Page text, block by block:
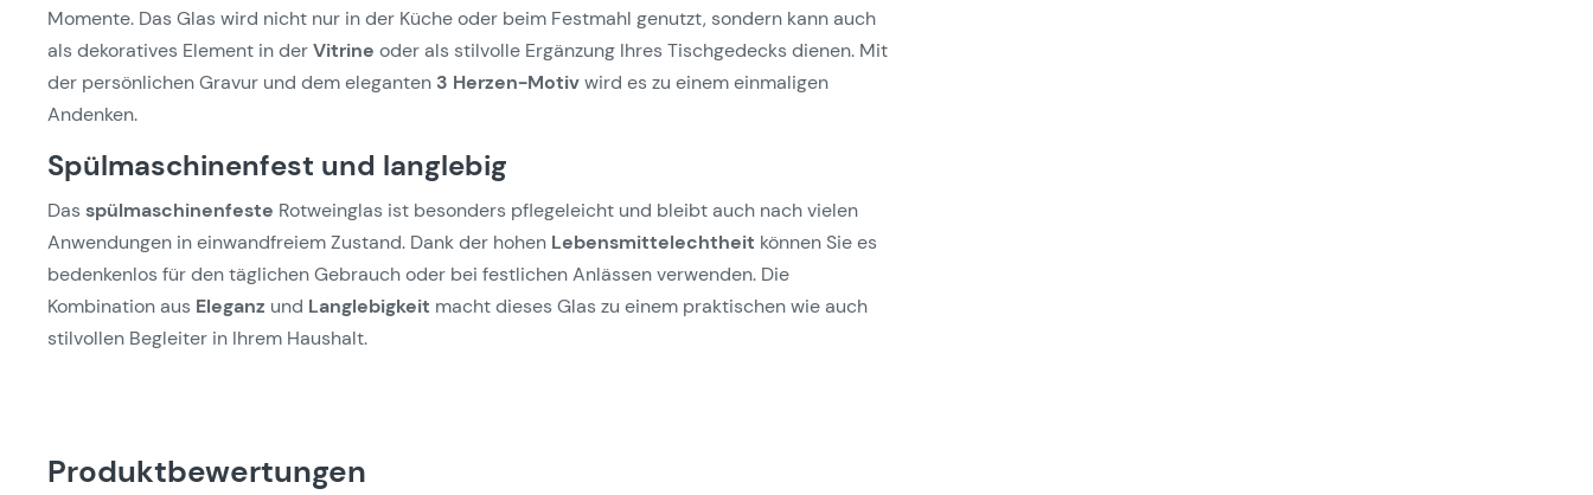
Momente. Das Glas wird nicht nur in der Küche oder beim Festmahl genutzt, sondern kann auch
als dekoratives Element in derVitrine oder als stilvolle Ergänzung Ihres Tischgedecks dienen. Mit
der persönlichen Gravur und dem eleganten 3 Herzen-Motivwird es zu einem einmaligen
Andenken.
Spülmaschinenfest und langlebig
Das spülmaschinenfeste Rotweinglas ist besonders pflegeleicht und bleibt auch nach vielen
Anwendungen in einwandfreiem Zustand. Dank der hohen Lebensmittelechtheit können Sie es
bedenkenlos für den täglichen Gebrauch oder bei festlichen Anlässen verwenden. Die
Kombination aus Eleganz und Langlebigkeit macht dieses Glas zu einem praktischen wie auch
stilvollen Begleiter in Ihrem Haushalt.
Produktbewertungen